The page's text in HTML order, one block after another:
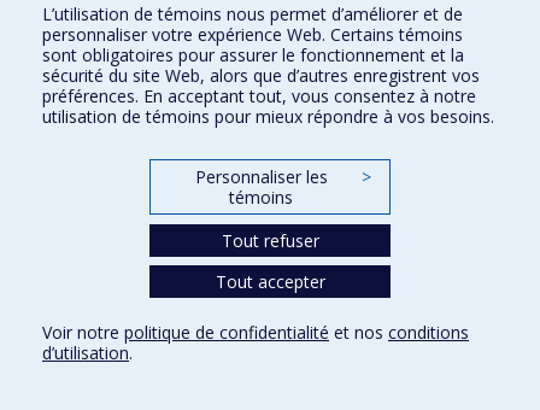
L’utilisation de témoins nous permet d’améliorer et de
personnaliser votre expérience Web. Certains témoins
sont obligatoires pour assurer le fonctionnement et la
sécurité du site Web, alors que d’autres enregistrent vos
préférences. En acceptant tout, vous consentez à notre
utilisation de témoins pour mieux répondre à vos besoins.
Personnaliser les
témoins
>
Tout refuser
Tout accepter
Voir notre politique de confidentialité et nos conditions
d’utilisation.